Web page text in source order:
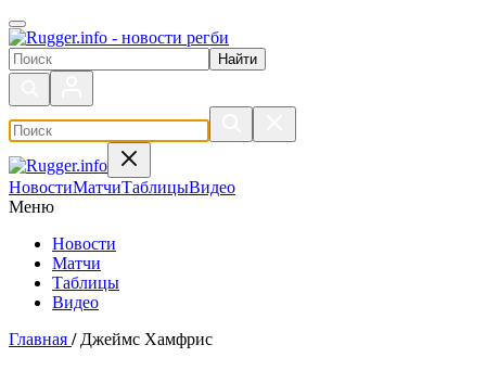
Поиск по сайту
НовостиМатчиТаблицыВидео
Меню
Новости
Матчи
Таблицы
Видео
Главная / Джеймс Хамфрис